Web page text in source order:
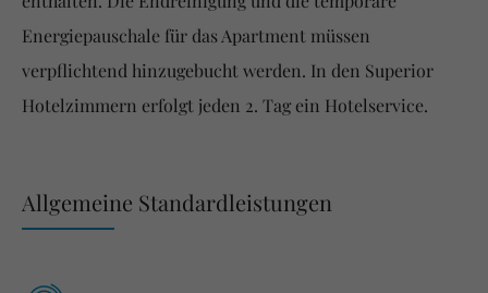
Energiepauschale für das Apartment müssen
verpflichtend hinzugebucht werden. In den Superior
Hotelzimmern erfolgt jeden 2. Tag ein Hotelservice.
Allgemeine Standardleistungen